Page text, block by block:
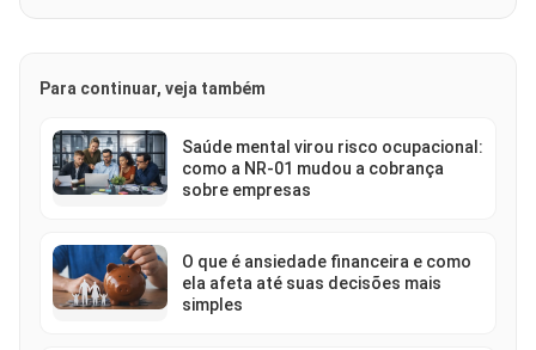
Para continuar, veja também
Saúde mental virou risco ocupacional:
como a NR-01 mudou a cobrança
sobre empresas
O que é ansiedade financeira e como
ela afeta até suas decisões mais
simples